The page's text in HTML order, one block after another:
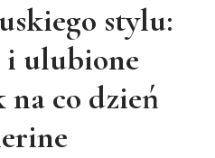
stylu:
ulubione
co dzień